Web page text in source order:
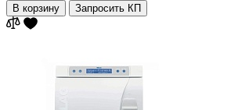
В корзину Запросить КП